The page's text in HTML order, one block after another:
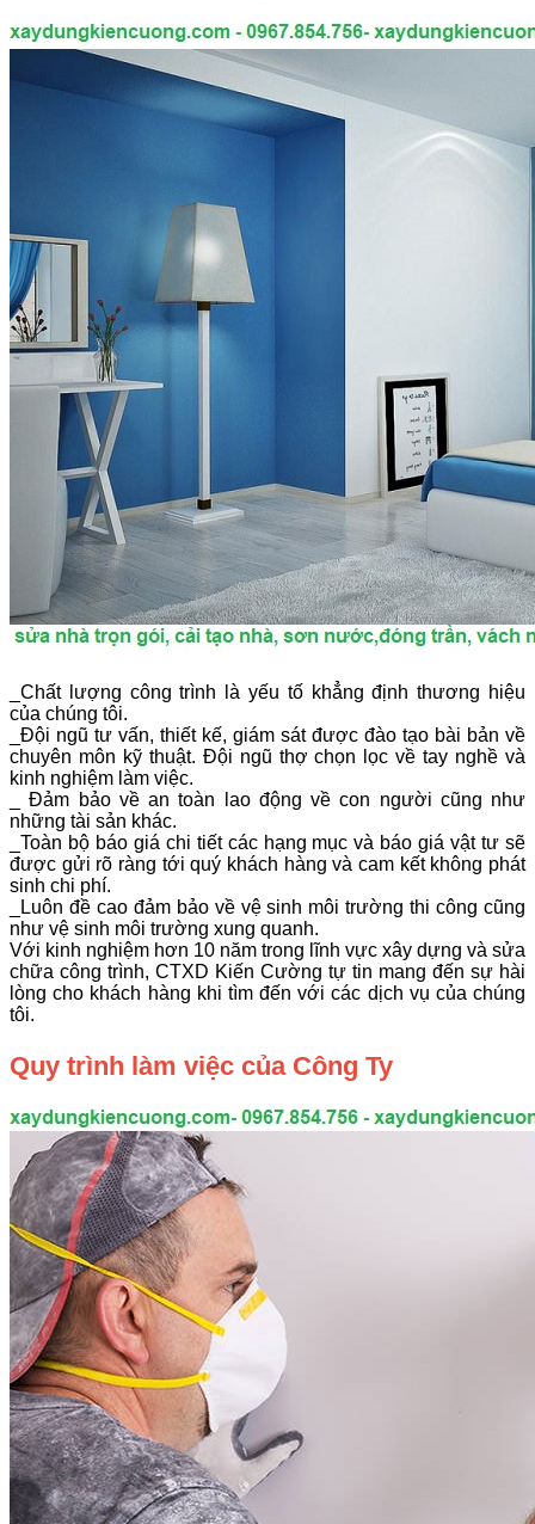
_Chất lượng công trình là yếu tố khẳng định thương hiệu
của chúng tôi.
_Đội ngũ tư vấn, thiết kế, giám sát được đào tạo bài bản về
chuyên môn kỹ thuật. Đội ngũ thợ chọn lọc về tay nghề và
kinh nghiệm làm việc.
_ Đảm bảo về an toàn lao động về con người cũng như
những tài sản khác.
_Toàn bộ báo giá chi tiết các hạng mục và báo giá vật tư sẽ
được gửi rõ ràng tới quý khách hàng và cam kết không phát
sinh chi phí.
_Luôn đề cao đảm bảo về vệ sinh môi trường thi công cũng
như vệ sinh môi trường xung quanh.
Với kinh nghiệm hơn 10 năm trong lĩnh vực xây dựng và sửa
chữa công trình, CTXD Kiến Cường tự tin mang đến sự hài
lòng cho khách hàng khi tìm đến với các dịch vụ của chúng
tôi.
Quy trình làm việc của Công Ty